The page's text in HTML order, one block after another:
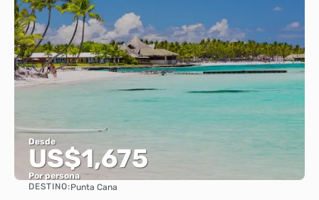
Desde
US$1,675
Por persona
DESTINO:Punta Cana